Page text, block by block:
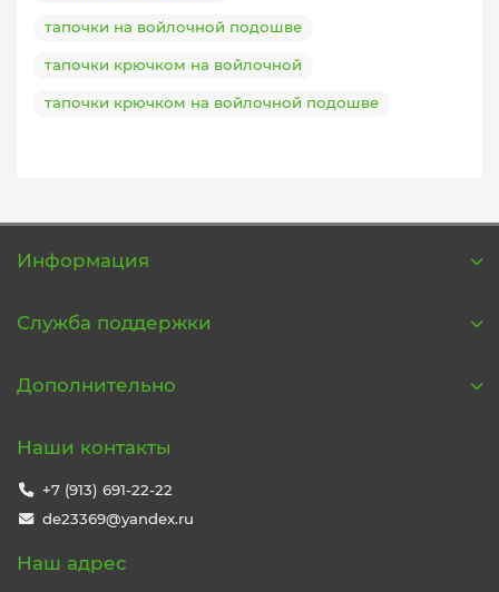
тапочки на войлочной подошве
тапочки крючком на войлочной
тапочки крючком на войлочной подошве
Информация
Служба поддержки
Дополнительно
Наши контакты
+7 (913) 691-22-22
de23369@yandex.ru
Наш адрес